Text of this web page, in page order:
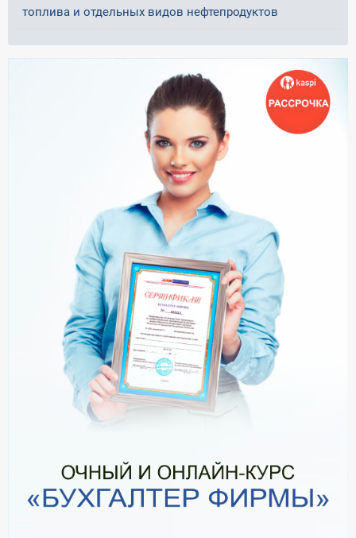
топлива и отдельных видов нефтепродуктов